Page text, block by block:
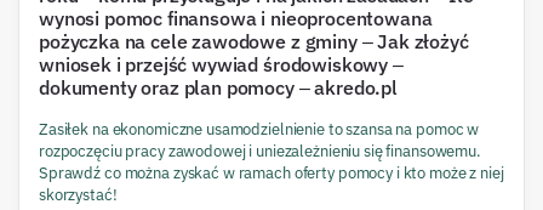
wynosi pomoc finansowa i nieoprocentowana
pożyczka na cele zawodowe z gminy – Jak złożyć
wniosek i przejść wywiad środowiskowy –
dokumenty oraz plan pomocy – akredo.pl
Zasiłek na ekonomiczne usamodzielnienie to szansa na pomoc w
rozpoczęciu pracy zawodowej i uniezależnieniu się finansowemu.
Sprawdź co można zyskać w ramach oferty pomocy i kto może z niej
skorzystać!